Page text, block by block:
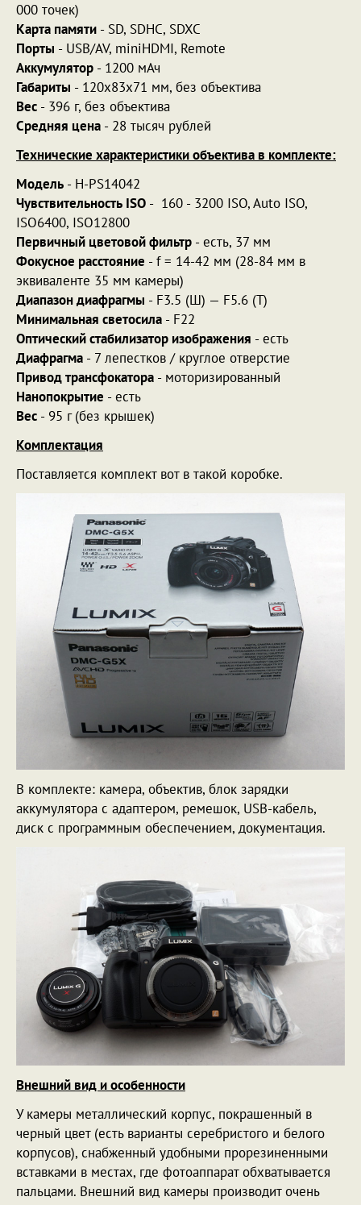
000 точек)
Карта памяти - SD, SDHC, SDXC
Порты - USB/AV, miniHDMI, Remote
Аккумулятор - 1200 мАч
Габариты - 120x83x71 мм, без объектива
Вес - 396 г, без объектива
Средняя цена - 28 тысяч рублей
Технические характеристики объектива в комплекте:
Модель - H-PS14042
Чувствительность ISO - 160 - 3200 ISO, Auto ISO,
ISO6400, ISO12800
Первичный цветовой фильтр - есть, 37 мм
Фокусное расстояние - f = 14-42 мм (28-84 мм в
эквиваленте 35 мм камеры)
Диапазон диафрагмы - F3.5 (Ш) — F5.6 (T)
Минимальная светосила - F22
Оптический стабилизатор изображения - есть
Диафрагма - 7 лепестков / круглое отверстие
Привод трансфокатора - моторизированный
Нанопокрытие - есть
Вес - 95 г (без крышек)
Комплектация
Поставляется комплект вот в такой коробке.
В комплекте: камера, объектив, блок зарядки
аккумулятора с адаптером, ремешок, USB-кабель,
диск с программным обеспечением, документация.
Внешний вид и особенности
У камеры металлический корпус, покрашенный в
черный цвет (есть варианты серебристого и белого
корпусов), снабженный удобными прорезиненными
вставками в местах, где фотоаппарат обхватывается
пальцами. Внешний вид камеры производит очень